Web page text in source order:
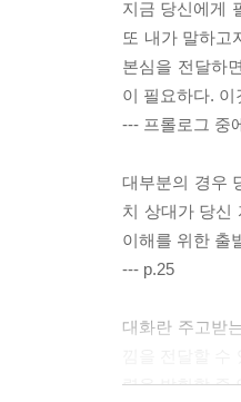
지금 당신에게
또 내가 말하고
본심을 전달하
이 필요하다.
--- 프롤로그 중
대부분의 경우
치 상대가 당신
이해를 위한 출
--- p.25
대화란 주고받
력을 발휘할 줄